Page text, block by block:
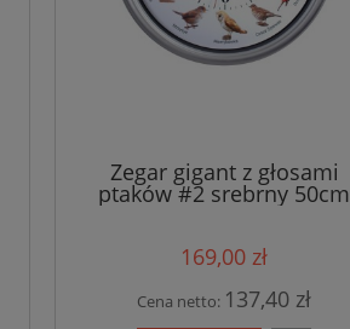
Zegar gigant z głosami
ptaków #2 srebrny 50cm
169,00 zł
Cena netto: 137,40 zł